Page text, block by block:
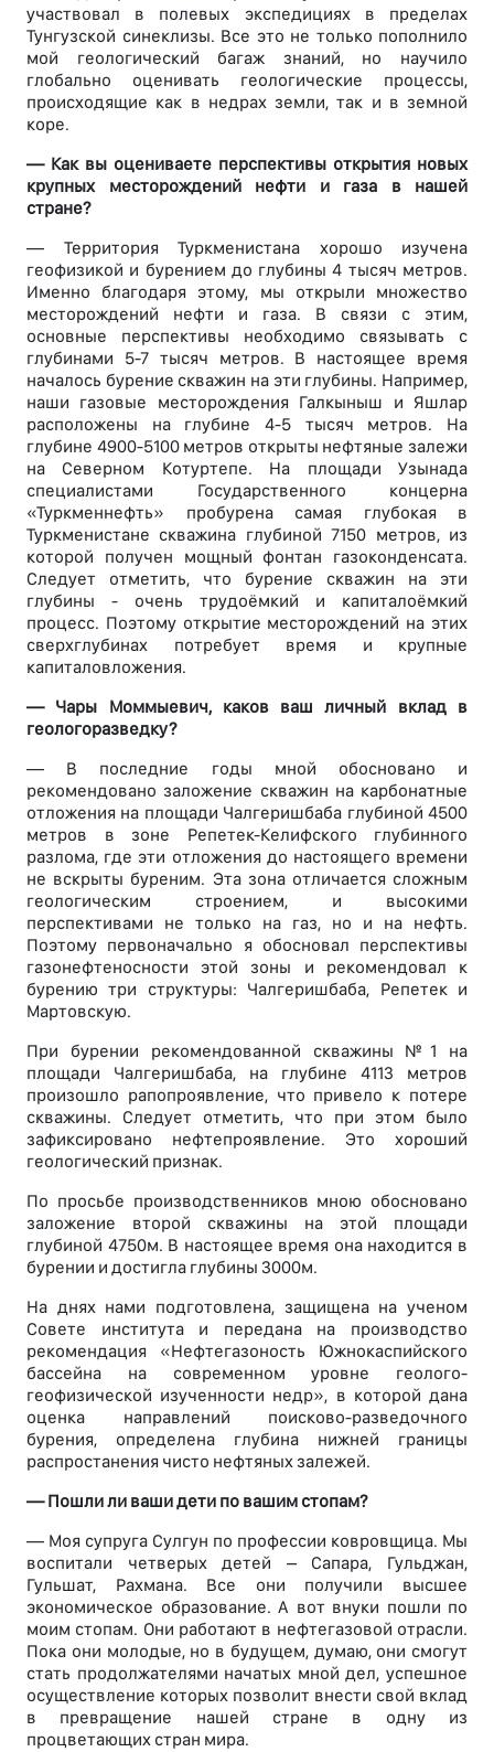
участвовал в полевых экспедициях в пределах
Тунгузской синеклизы. Все это не только пополнило
мой геологический багаж знаний, но научило
глобально оценивать геологические процессы,
происходящие как в недрах земли, так и в земной
коре.
— Как вы оцениваете перспективы открытия новых
крупных месторождений нефти и газа в нашей
стране?
— Территория Туркменистана хорошо изучена
геофизикой и бурением до глубины 4 тысяч метров.
Именно благодаря этому, мы открыли множество
месторождений нефти и газа. В связи с этим,
основные перспективы необходимо связывать с
глубинами 5-7 тысяч метров. В настоящее время
началось бурение скважин на эти глубины. Например,
наши газовые месторождения Галкыныш и Яшлар
расположены на глубине 4-5 тысяч метров. На
глубине 4900-5100 метров открыты нефтяные залежи
на Северном Котуртепе. На площади Узынада
специалистами Государственного концерна
«Туркменнефть» пробурена самая глубокая в
Туркменистане скважина глубиной 7150 метров, из
которой получен мощный фонтан газоконденсата.
Следует отметить, что бурение скважин на эти
глубины - очень трудоёмкий и капиталоёмкий
процесс. Поэтому открытие месторождений на этих
сверхглубинах потребует время и крупные
капиталовложения.
— Чары Моммыевич, каков ваш личный вклад в
геологоразведку?
— В последние годы мной обосновано и
рекомендовано заложение скважин на карбонатные
отложения на площади Чалгеришбаба глубиной 4500
метров в зоне Репетек-Келифского глубинного
разлома, где эти отложения до настоящего времени
не вскрыты буреним. Эта зона отличается сложным
геологическим строением, и высокими
перспективами не только на газ, но и на нефть.
Поэтому первоначально я обосновал перспективы
газонефтеносности этой зоны и рекомендовал к
бурению три структуры: Чалгеришбаба, Репетек и
Мартовскую.
При бурении рекомендованной скважины №1 на
площади Чалгеришбаба, на глубине 4113 метров
произошло рапопроявление, что привело к потере
скважины. Следует отметить, что при этом было
зафиксировано нефтепроявление. Это хороший
геологический признак.
По просьбе производственников мною обосновано
заложение второй скважины на этой площади
глубиной 4750м. В настоящее время она находится в
бурении и достигла глубины 3000м.
На днях нами подготовлена, защищена на ученом
Совете института и передана на производство
рекомендация «Нефтегазоность Южнокаспийского
бассейна на современном уровне геолого-
геофизической изученности недр», в которой дана
оценка направлений поисково-разведочного
бурения, определена глубина нижней границы
распростанения чисто нефтяных залежей.
— Пошли ли ваши дети по вашим стопам?
— Моя супруга Сулгун по профессии ковровщица. Мы
воспитали четверых детей – Сапара, Гульджан,
Гульшат, Рахмана. Все они получили высшее
экономическое образование. А вот внуки пошли по
моим стопам. Они работают в нефтегазовой отрасли.
Пока они молодые, но в будущем, думаю, они смогут
стать продолжателями начатых мной дел, успешное
осуществление которых позволит внести свой вклад
в превращение нашей стране в одну из
процветающих стран мира.